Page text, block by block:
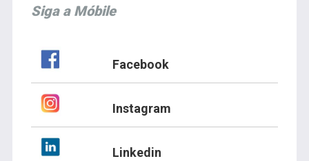
Siga a Móbile
Facebook
Instagram
Linkedin